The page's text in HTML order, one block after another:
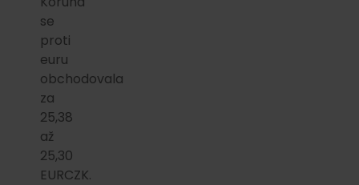
se
proti
euru
obchodovala
za
25,38
až
25,30
EURCZK.